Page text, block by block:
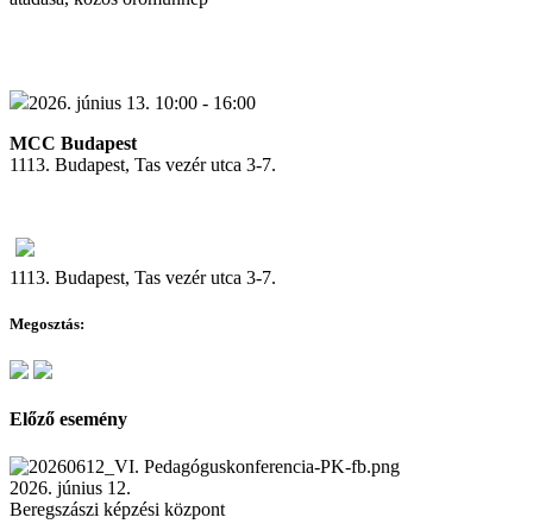
2026. június 13. 10:00 - 16:00
MCC Budapest
1113. Budapest, Tas vezér utca 3-7.
1113. Budapest, Tas vezér utca 3-7.
Megosztás:
Előző esemény
2026. június 12.
Beregszászi képzési központ